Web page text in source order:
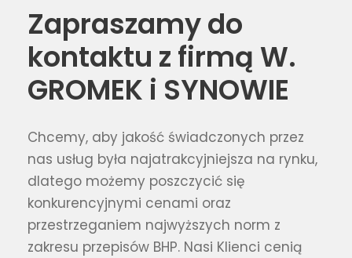
Zapraszamy do
kontaktu z firmą W.
GROMEK i SYNOWIE
Chcemy, aby jakość świadczonych przez
nas usług była najatrakcyjniejsza na rynku,
dlatego możemy poszczycić się
konkurencyjnymi cenami oraz
przestrzeganiem najwyższych norm z
zakresu przepisów BHP. Nasi Klienci cenią